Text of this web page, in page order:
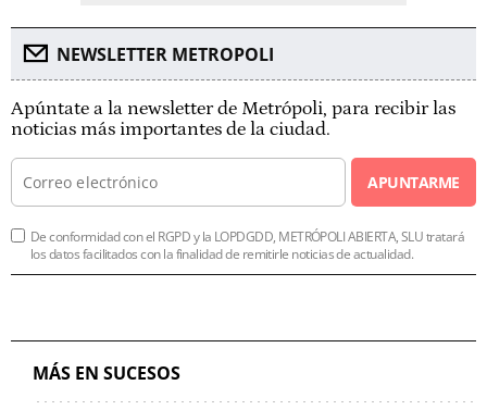
NEWSLETTER METROPOLI
Apúntate a la newsletter de Metrópoli, para recibir las
noticias más importantes de la ciudad.
APUNTARME
De conformidad con el RGPD y la LOPDGDD, METRÓPOLI ABIERTA, SLU tratará
los datos facilitados con la finalidad de remitirle noticias de actualidad.
MÁS EN SUCESOS